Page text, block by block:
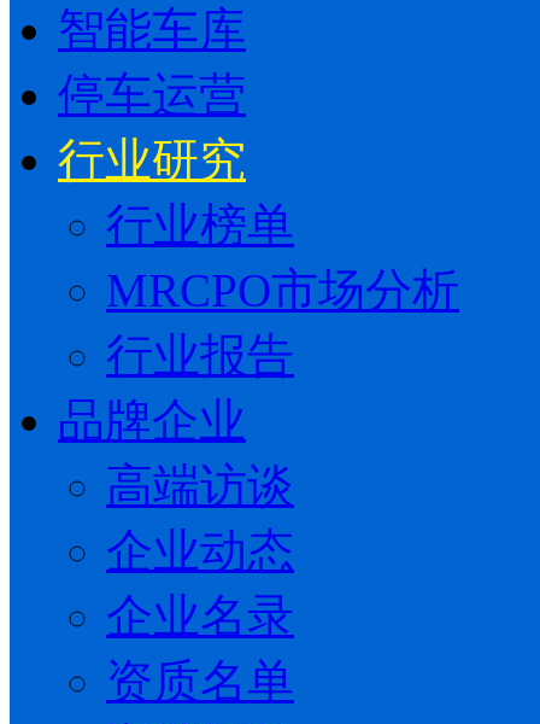
智能车库
停车运营
行业研究
行业榜单
MRCPO市场分析
行业报告
品牌企业
高端访谈
企业动态
企业名录
资质名单